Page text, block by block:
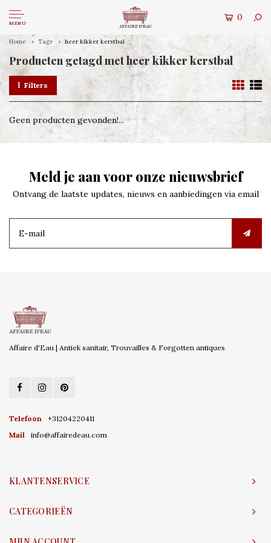
MENU
0
Home Tags heer kikker kerstbal
Producten getagd met heer kikker kerstbal
Filters
Geen producten gevonden!...
Meld je aan voor onze nieuwsbrief
Ontvang de laatste updates, nieuws en aanbiedingen via email
Affaire d'Eau | Antiek sanitair, Trouvailles & Forgotten antiques
Telefoon
+31204220411
Mail
info@affairedeau.com
KLANTENSERVICE
CATEGORIEËN